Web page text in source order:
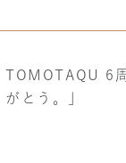
TOMOTAQU 6
がとう。」